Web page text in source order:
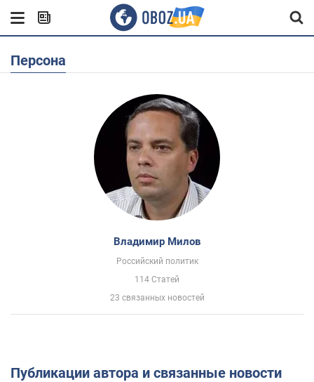
Персона
Владимир Милов
Российский политик
114 Статей
23 связанных новостей
Публикации автора и связанные новости